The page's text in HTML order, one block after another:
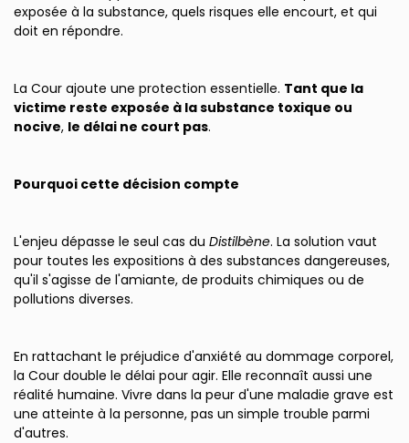
exposée à la substance, quels risques elle encourt, et qui
doit en répondre.
La Cour ajoute une protection essentielle. Tant que la
victime reste exposée à la substance toxique ou
nocive, le délai ne court pas.
Pourquoi cette décision compte
L'enjeu dépasse le seul cas du Distilbène. La solution vaut
pour toutes les expositions à des substances dangereuses,
qu'il s'agisse de l'amiante, de produits chimiques ou de
pollutions diverses.
En rattachant le préjudice d'anxiété au dommage corporel,
la Cour double le délai pour agir. Elle reconnaît aussi une
réalité humaine. Vivre dans la peur d'une maladie grave est
une atteinte à la personne, pas un simple trouble parmi
d'autres.